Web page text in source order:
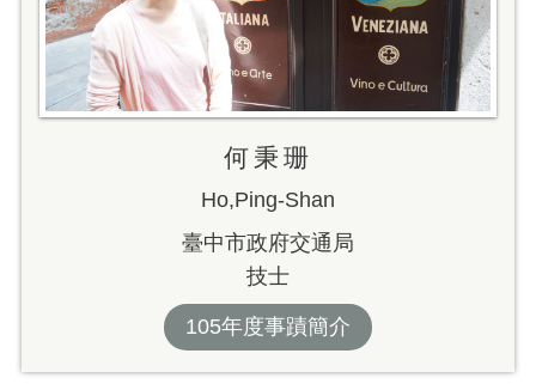
何秉珊
Ho,Ping-Shan
臺中市政府交通局
技士
105年度事蹟簡介